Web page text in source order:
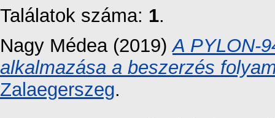
Találatok száma: 1.
Nagy Médea (2019)A PYLON-
alkalmazása a beszerzés
Zalaegerszeg.